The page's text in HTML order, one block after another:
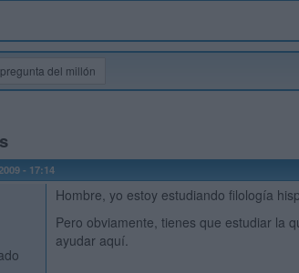
del millón
- 17:14
Hombre, yo estoy estudiando filología
Pero obviamente, tienes que estudiar la
ayudar aquí.